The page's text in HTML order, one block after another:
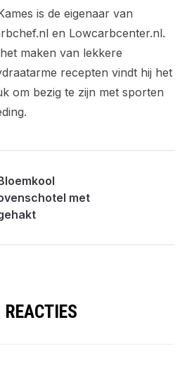
is de eigenaar van
en Lowcarbcenter.nl.
maken van lekkere
recepten vindt hij het
om bezig te zijn met sporten
met